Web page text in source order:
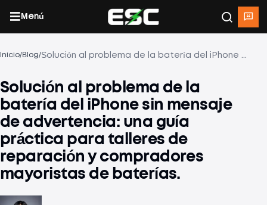
Menú
Inicio/Blog/ Solución al problema de la batería del iPhone sin mensaje de advertencia: una guía práctica para talleres de reparación y compradores mayoristas de baterías.
Solución al problema de la
batería del iPhone sin mensaje
de advertencia: una guía
práctica para talleres de
reparación y compradores
mayoristas de baterías.